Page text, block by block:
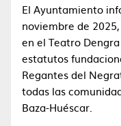
El Ayuntamiento
noviembre de
en el Teatro
estatutos
Regantes del
todas las
Baza-Huéscar.